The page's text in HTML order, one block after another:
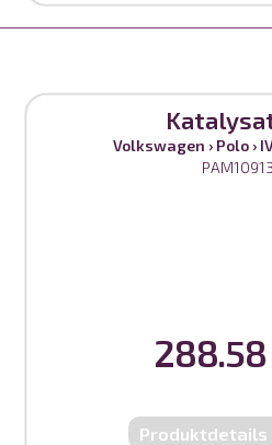
Volkswagen › Polo ›
288.58
Produktdetails